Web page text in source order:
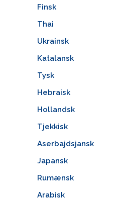
Finsk
Thai
Ukrainsk
Katalansk
Tysk
Hebraisk
Hollandsk
Tjekkisk
Aserbajdsjansk
Japansk
Rumænsk
Arabisk